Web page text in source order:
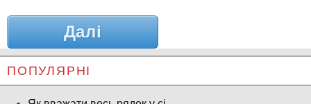
Далі
ПОПУЛЯРНІ